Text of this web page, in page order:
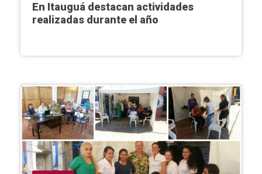
En Itauguá destacan actividades
realizadas durante el año